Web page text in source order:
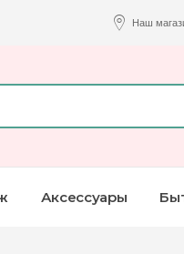
Наш
Аксессуары